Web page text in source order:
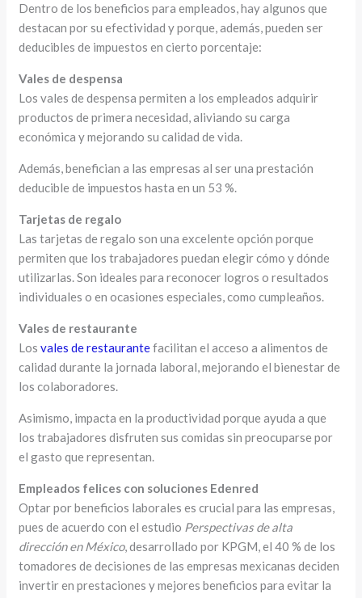
Dentro de los beneficios para empleados, hay algunos que
destacan por su efectividad y porque, además, pueden ser
deducibles de impuestos en cierto porcentaje:
Vales de despensa
Los vales de despensa permiten a los empleados adquirir
productos de primera necesidad, aliviando su carga
económica y mejorando su calidad de vida.
Además, benefician a las empresas al ser una prestación
deducible de impuestos hasta en un 53 %.
Tarjetas de regalo
Las tarjetas de regalo son una excelente opción porque
permiten que los trabajadores puedan elegir cómo y dónde
utilizarlas. Son ideales para reconocer logros o resultados
individuales o en ocasiones especiales, como cumpleaños.
Vales de restaurante
Losvales de restaurantefacilitan el acceso a alimentos de
calidad durante la jornada laboral, mejorando el bienestar de
los colaboradores.
Asimismo, impacta en la productividad porque ayuda a que
los trabajadores disfruten sus comidas sin preocuparse por
el gasto que representan.
Empleados felices con soluciones Edenred
Optar por beneficios laborales es crucial para las empresas,
pues de acuerdo con el estudio Perspectivas de alta
dirección en México, desarrollado por KPGM, el 40 % de los
tomadores de decisiones de las empresas mexicanas deciden
invertir en prestaciones y mejores beneficios para evitar la